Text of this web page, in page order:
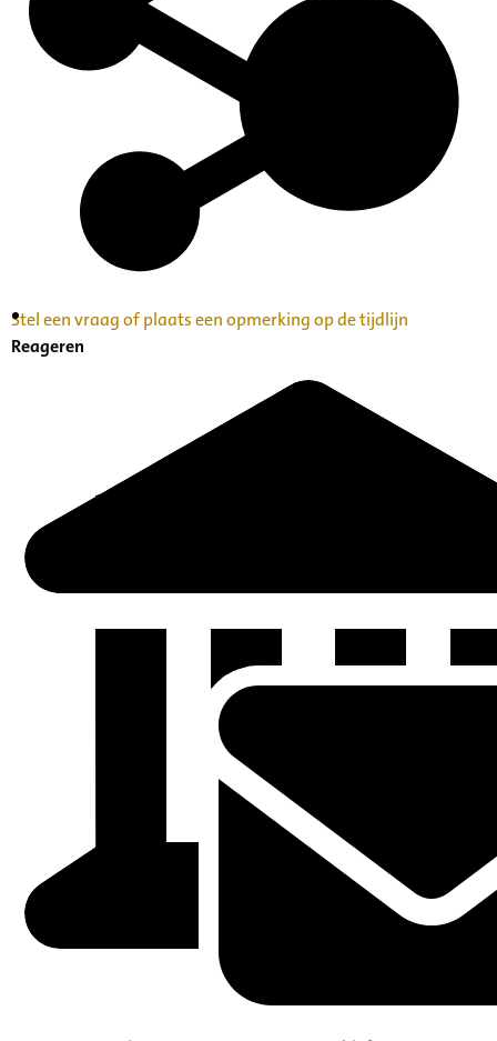
Inventaris Betekende partituren, geordend op
Stel een vraag of plaats een opmerking op de tijdlijn
Reageren